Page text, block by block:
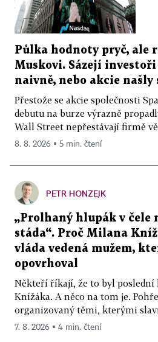
Půlka hodnoty pryč, ale
Muskovi. Sázejí investoři
naivně, nebo akcie našly
Přestože se akcie společnosti
debutu na burze výrazně
Wall Street nepřestávají firmě
8. 8. 2026 ▪ 5 min. čtení
PETR HONZEJK
„Prolhaný hlupák v čele
stáda“. Proč Milana
vláda vedená mužem,
opovrhoval
Někteří říkají, že to byl poslední
Knížáka. A něco na tom je.
organizovaný těmi, kterými
7. 8. 2026 ▪ 4 min. čtení